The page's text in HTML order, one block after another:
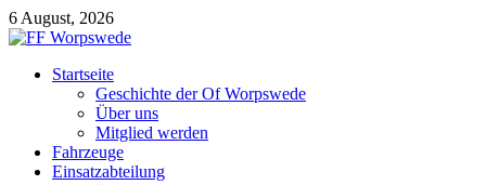
6 August, 2026
Startseite
Geschichte der Of Worpswede
Über uns
Mitglied werden
Fahrzeuge
Einsatzabteilung